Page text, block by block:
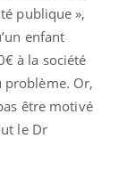
publique »,
enfant
à la société
problème. Or,
être motivé
le Dr